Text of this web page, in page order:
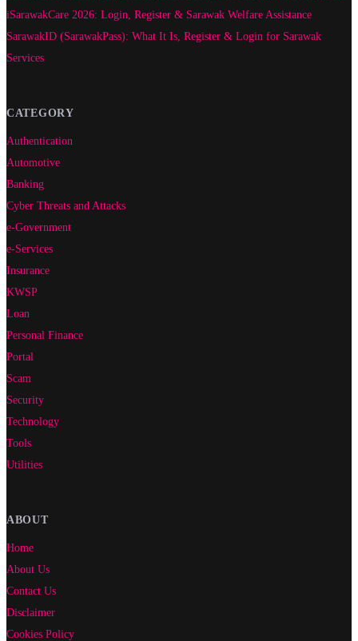
iSarawakCare 2026: Login, Register & Sarawak Welfare Assistance
SarawakID (SarawakPass): What It Is, Register & Login for Sarawak
Services
CATEGORY
Authentication
Automotive
Banking
Cyber Threats and Attacks
e-Government
e-Services
Insurance
KWSP
Loan
Personal Finance
Portal
Scam
Security
Technology
Tools
Utilities
ABOUT
Home
About Us
Contact Us
Disclaimer
Cookies Policy